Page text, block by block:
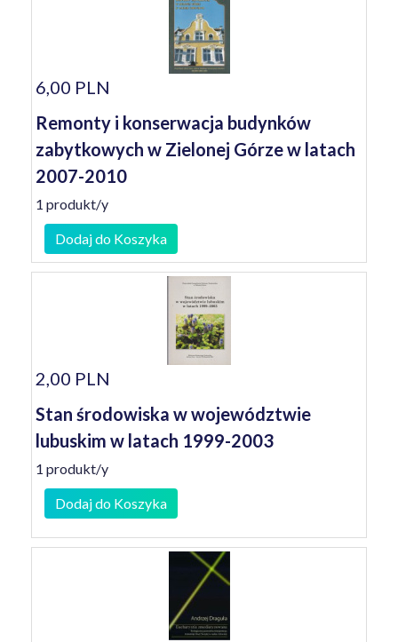
6,00 PLN
Remonty i konserwacja budynków
zabytkowych w Zielonej Górze w latach
2007-2010
1 produkt/y
Dodaj do Koszyka
2,00 PLN
Stan środowiska w województwie
lubuskim w latach 1999-2003
1 produkt/y
Dodaj do Koszyka